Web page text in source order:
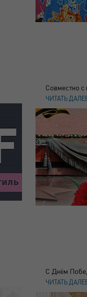
Совместно с
ЧИТАТЬ
С Днём
ЧИТАТЬ